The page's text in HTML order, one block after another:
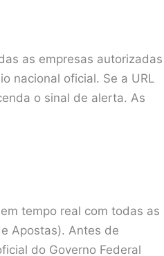
as empresas autorizadas
nacional oficial. Se a URL
o sinal de alerta. As
tempo real com todas as
Apostas). Antes de
do Governo Federal